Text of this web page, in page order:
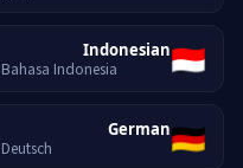
🇮🇩
Indonesian
Bahasa Indonesia
🇩🇪
German
Deutsch